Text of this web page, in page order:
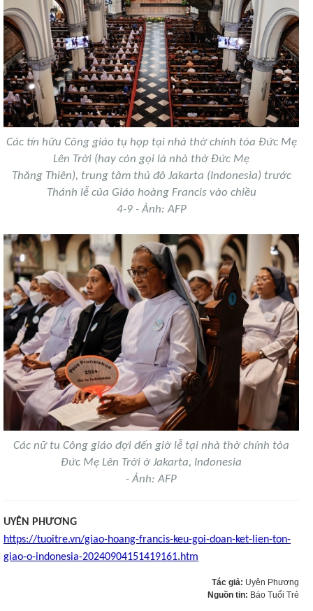
Các tín hữu Công giáo tụ họp tại nhà thờ chính tòa Đức Mẹ
Lên Trời (hay còn gọi là nhà thờ Đức Mẹ
Thăng Thiên), trung tâm thủ đô Jakarta (Indonesia) trước
Thánh lễ của Giáo hoàng Francis vào chiều
4-9 - Ảnh: AFP
Các nữ tu Công giáo đợi đến giờ lễ tại nhà thờ chính tòa
Đức Mẹ Lên Trời ở Jakarta, Indonesia
- Ảnh: AFP
UYÊN PHƯƠNG
https://tuoitre.vn/giao-hoang-francis-keu-goi-doan-ket-lien-ton-
giao-o-indonesia-20240904151419161.htm
Tác giả: Uyên Phương
Nguồn tin: Báo Tuổi Trẻ